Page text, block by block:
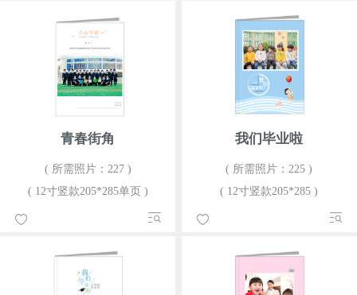
青春街角
( 所需照片：227 )
( 12寸竖款205*285单页 )
我们毕业啦
( 所需照片：225 )
( 12寸竖款205*285 )